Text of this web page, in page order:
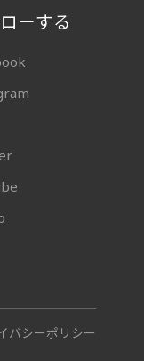
ーする
バシーポリシー